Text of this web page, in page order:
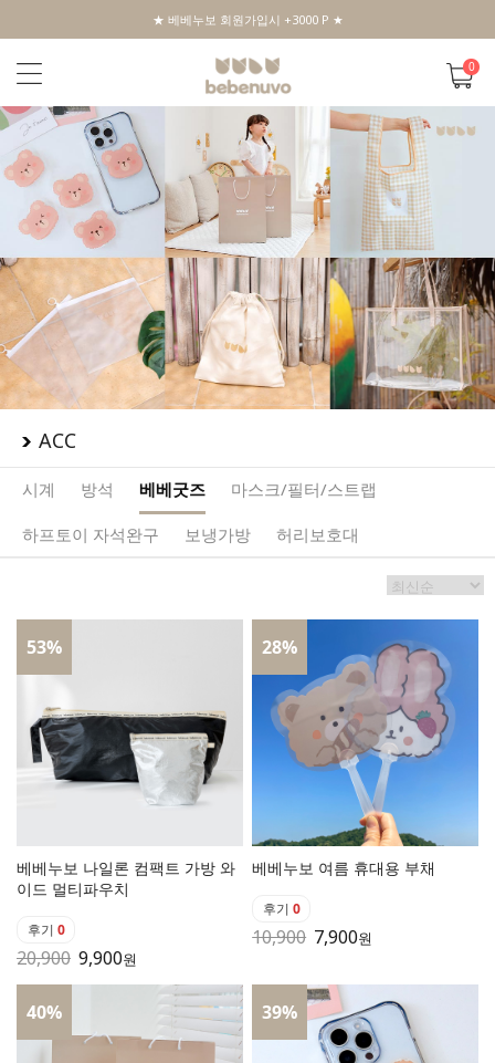
★ 베베누보 회원가입시 +3000 P ★
0
ACC
시계 방석 베베굿즈 마스크/필터/스트랩
하프토이 자석완구 보냉가방 허리보호대
53%
베베누보 나일론 컴팩트 가방 와
이드 멀티파우치
후기 0
20,900 9,900원
28%
베베누보 여름 휴대용 부채
후기 0
10,900 7,900원
40% 39%